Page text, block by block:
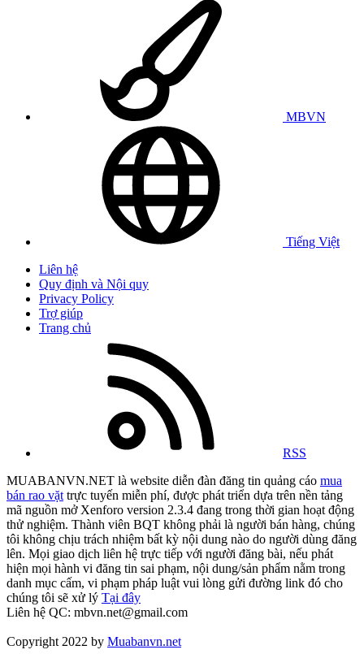
MBVN
Tiếng Việt
Liên hệ
Quy định và Nội quy
Privacy Policy
Trợ giúp
Trang chủ
RSS
MUABANVN.NET là website diễn đàn đăng tin quảng cáo mua
bán rao vặttrực tuyến miễn phí, được phát triển dựa trên nền tảng
mã nguồn mở Xenforo version 2.3.4 đang trong thời gian hoạt động
thử nghiệm. Thành viên BQT không phải là người bán hàng, chúng
tôi không chịu trách nhiệm bất kỳ nội dung nào do người dùng đăng
lên. Mọi giao dịch liên hệ trực tiếp với người đăng bài, nếu phát
hiện mọi hành vi đăng tin sai phạm, nội dung/sản phẩm nằm trong
danh mục cấm, vi phạm pháp luật vui lòng gửi đường link đó cho
chúng tôi sẽ xử lý Tại đây
Liên hệ QC: mbvn.net@gmail.com
Copyright 2022 by Muabanvn.net